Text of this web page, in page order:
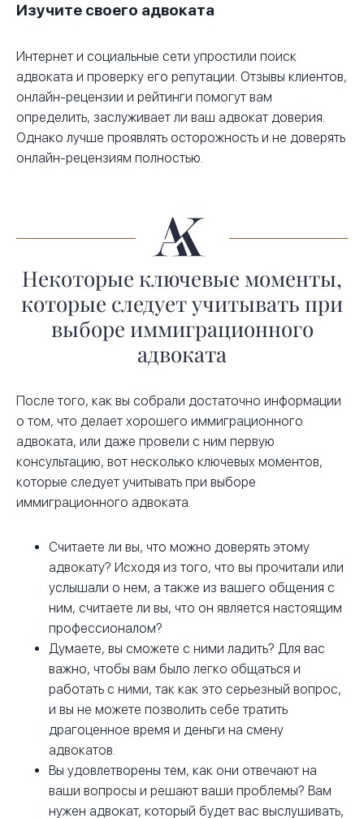
Изучите своего адвоката
Интернет и социальные сети упростили поиск
адвоката и проверку его репутации. Отзывы клиентов,
онлайн-рецензии и рейтинги помогут вам
определить, заслуживает ли ваш адвокат доверия.
Однако лучше проявлять осторожность и не доверять
онлайн-рецензиям полностью.
Некоторые ключевые моменты,
которые следует учитывать при
выборе иммиграционного
адвоката
После того, как вы собрали достаточно информации
о том, что делает хорошего иммиграционного
адвоката, или даже провели с ним первую
консультацию, вот несколько ключевых моментов,
которые следует учитывать при выборе
иммиграционного адвоката.
Считаете ли вы, что можно доверять этому
адвокату? Исходя из того, что вы прочитали или
услышали о нем, а также из вашего общения с
ним, считаете ли вы, что он является настоящим
профессионалом?
Думаете, вы сможете с ними ладить? Для вас
важно, чтобы вам было легко общаться и
работать с ними, так как это серьезный вопрос,
и вы не можете позволить себе тратить
драгоценное время и деньги на смену
адвокатов.
Вы удовлетворены тем, как они отвечают на
ваши вопросы и решают ваши проблемы? Вам
нужен адвокат, который будет вас выслушивать,